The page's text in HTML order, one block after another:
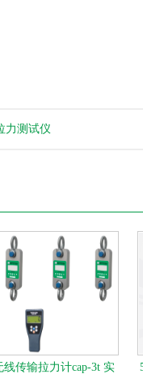
力测试仪
线传输拉力计cap-3t 实